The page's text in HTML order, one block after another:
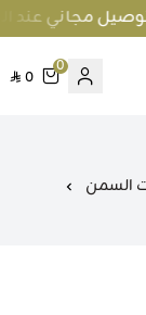
مجاني عند الطلب بمبلغ 100 ريال واكثر
0
0
السمن